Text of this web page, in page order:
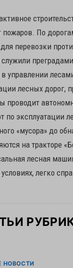
пожаров. По
для перевозки
управлении
лесных дорог,
проводит
по эксплуатации
«мусора» до
на тракторе
лесная
легко
НОВОСТИ